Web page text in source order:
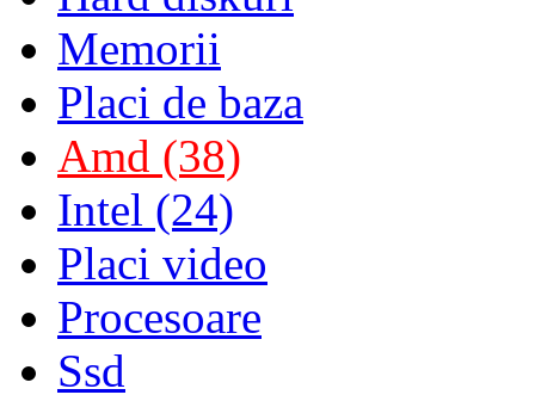
Memorii
Placi de baza
Amd (38)
Intel (24)
Placi video
Procesoare
Ssd